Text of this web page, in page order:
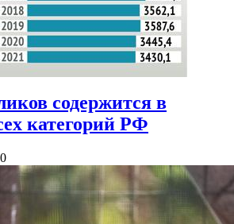
содержится в
категорий РФ